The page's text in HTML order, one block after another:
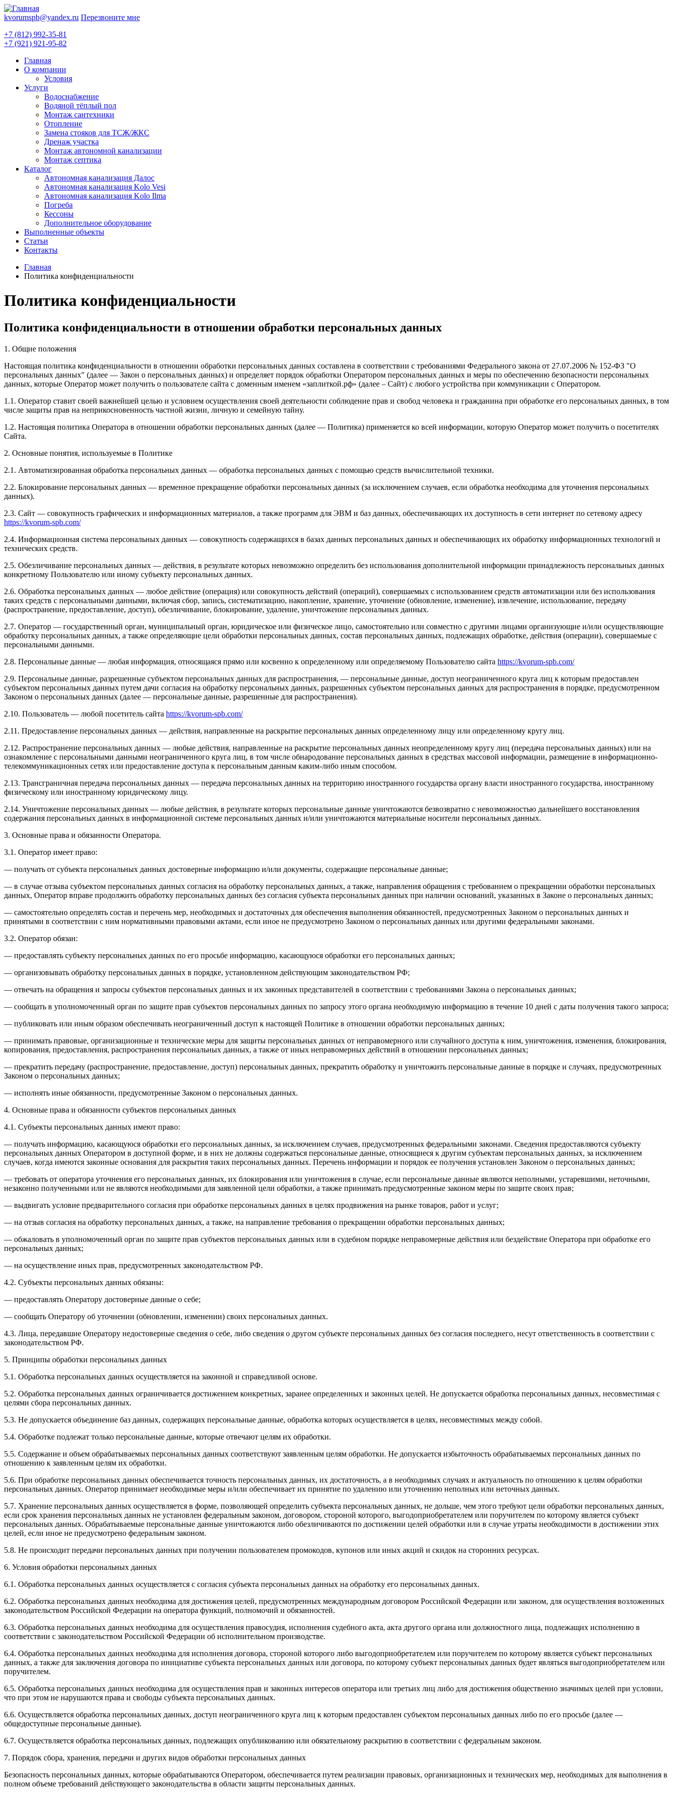
kvorumspb@yandex.ru Перезвоните мне
+7 (812) 992-35-81
+7 (921) 921-95-82
Главная
О компании
Условия
Услуги
Водоснабжение
Водяной тёплый пол
Монтаж сантехники
Отопление
Замена стояков для ТСЖ/ЖКС
Дренаж участка
Монтаж автономной канализации
Монтаж септика
Каталог
Автономная канализация Далос
Автономная канализация Kolo Vesi
Автономная канализация Kolo Ilma
Погреба
Кессоны
Дополнительное оборудование
Выполненные объекты
Статьи
Контакты
Главная
Политика конфиденциальности
Политика конфиденциальности
Политика конфиденциальности в отношении обработки персональных данных
1. Общие положения
Настоящая политика конфиденциальности в отношении обработки персональных данных составлена в соответствии с требованиями Федерального закона от 27.07.2006 № 152-ФЗ "О
персональных данных" (далее — Закон о персональных данных) и определяет порядок обработки Оператором персональных данных и меры по обеспечению безопасности персональных
данных, которые Оператор может получить о пользователе сайта с доменным именем «заплиткой.рф» (далее – Сайт) с любого устройства при коммуникации с Оператором.
1.1. Оператор ставит своей важнейшей целью и условием осуществления своей деятельности соблюдение прав и свобод человека и гражданина при обработке его персональных данных, в том
числе защиты прав на неприкосновенность частной жизни, личную и семейную тайну.
1.2. Настоящая политика Оператора в отношении обработки персональных данных (далее — Политика) применяется ко всей информации, которую Оператор может получить о посетителях
Сайта.
2. Основные понятия, используемые в Политике
2.1. Автоматизированная обработка персональных данных — обработка персональных данных с помощью средств вычислительной техники.
2.2. Блокирование персональных данных — временное прекращение обработки персональных данных (за исключением случаев, если обработка необходима для уточнения персональных
данных).
2.3. Сайт — совокупность графических и информационных материалов, а также программ для ЭВМ и баз данных, обеспечивающих их доступность в сети интернет по сетевому адресу
https://kvorum-spb.com/
2.4. Информационная система персональных данных — совокупность содержащихся в базах данных персональных данных и обеспечивающих их обработку информационных технологий и
технических средств.
2.5. Обезличивание персональных данных — действия, в результате которых невозможно определить без использования дополнительной информации принадлежность персональных данных
конкретному Пользователю или иному субъекту персональных данных.
2.6. Обработка персональных данных — любое действие (операция) или совокупность действий (операций), совершаемых с использованием средств автоматизации или без использования
таких средств с персональными данными, включая сбор, запись, систематизацию, накопление, хранение, уточнение (обновление, изменение), извлечение, использование, передачу
(распространение, предоставление, доступ), обезличивание, блокирование, удаление, уничтожение персональных данных.
2.7. Оператор — государственный орган, муниципальный орган, юридическое или физическое лицо, самостоятельно или совместно с другими лицами организующие и/или осуществляющие
обработку персональных данных, а также определяющие цели обработки персональных данных, состав персональных данных, подлежащих обработке, действия (операции), совершаемые с
персональными данными.
2.8. Персональные данные — любая информация, относящаяся прямо или косвенно к определенному или определяемому Пользователю сайта https://kvorum-spb.com/
2.9. Персональные данные, разрешенные субъектом персональных данных для распространения, — персональные данные, доступ неограниченного круга лиц к которым предоставлен
субъектом персональных данных путем дачи согласия на обработку персональных данных, разрешенных субъектом персональных данных для распространения в порядке, предусмотренном
Законом о персональных данных (далее — персональные данные, разрешенные для распространения).
2.10. Пользователь — любой посетитель сайта https://kvorum-spb.com/
2.11. Предоставление персональных данных — действия, направленные на раскрытие персональных данных определенному лицу или определенному кругу лиц.
2.12. Распространение персональных данных — любые действия, направленные на раскрытие персональных данных неопределенному кругу лиц (передача персональных данных) или на
ознакомление с персональными данными неограниченного круга лиц, в том числе обнародование персональных данных в средствах массовой информации, размещение в информационно-
телекоммуникационных сетях или предоставление доступа к персональным данным каким-либо иным способом.
2.13. Трансграничная передача персональных данных — передача персональных данных на территорию иностранного государства органу власти иностранного государства, иностранному
физическому или иностранному юридическому лицу.
2.14. Уничтожение персональных данных — любые действия, в результате которых персональные данные уничтожаются безвозвратно с невозможностью дальнейшего восстановления
содержания персональных данных в информационной системе персональных данных и/или уничтожаются материальные носители персональных данных.
3. Основные права и обязанности Оператора.
3.1. Оператор имеет право:
— получать от субъекта персональных данных достоверные информацию и/или документы, содержащие персональные данные;
— в случае отзыва субъектом персональных данных согласия на обработку персональных данных, а также, направления обращения с требованием о прекращении обработки персональных
данных, Оператор вправе продолжить обработку персональных данных без согласия субъекта персональных данных при наличии оснований, указанных в Законе о персональных данных;
— самостоятельно определять состав и перечень мер, необходимых и достаточных для обеспечения выполнения обязанностей, предусмотренных Законом о персональных данных и
принятыми в соответствии с ним нормативными правовыми актами, если иное не предусмотрено Законом о персональных данных или другими федеральными законами.
3.2. Оператор обязан:
— предоставлять субъекту персональных данных по его просьбе информацию, касающуюся обработки его персональных данных;
— организовывать обработку персональных данных в порядке, установленном действующим законодательством РФ;
— отвечать на обращения и запросы субъектов персональных данных и их законных представителей в соответствии с требованиями Закона о персональных данных;
— сообщать в уполномоченный орган по защите прав субъектов персональных данных по запросу этого органа необходимую информацию в течение 10 дней с даты получения такого запроса;
— публиковать или иным образом обеспечивать неограниченный доступ к настоящей Политике в отношении обработки персональных данных;
— принимать правовые, организационные и технические меры для защиты персональных данных от неправомерного или случайного доступа к ним, уничтожения, изменения, блокирования,
копирования, предоставления, распространения персональных данных, а также от иных неправомерных действий в отношении персональных данных;
— прекратить передачу (распространение, предоставление, доступ) персональных данных, прекратить обработку и уничтожить персональные данные в порядке и случаях, предусмотренных
Законом о персональных данных;
— исполнять иные обязанности, предусмотренные Законом о персональных данных.
4. Основные права и обязанности субъектов персональных данных
4.1. Субъекты персональных данных имеют право:
— получать информацию, касающуюся обработки его персональных данных, за исключением случаев, предусмотренных федеральными законами. Сведения предоставляются субъекту
персональных данных Оператором в доступной форме, и в них не должны содержаться персональные данные, относящиеся к другим субъектам персональных данных, за исключением
случаев, когда имеются законные основания для раскрытия таких персональных данных. Перечень информации и порядок ее получения установлен Законом о персональных данных;
— требовать от оператора уточнения его персональных данных, их блокирования или уничтожения в случае, если персональные данные являются неполными, устаревшими, неточными,
незаконно полученными или не являются необходимыми для заявленной цели обработки, а также принимать предусмотренные законом меры по защите своих прав;
— выдвигать условие предварительного согласия при обработке персональных данных в целях продвижения на рынке товаров, работ и услуг;
— на отзыв согласия на обработку персональных данных, а также, на направление требования о прекращении обработки персональных данных;
— обжаловать в уполномоченный орган по защите прав субъектов персональных данных или в судебном порядке неправомерные действия или бездействие Оператора при обработке его
персональных данных;
— на осуществление иных прав, предусмотренных законодательством РФ.
4.2. Субъекты персональных данных обязаны:
— предоставлять Оператору достоверные данные о себе;
— сообщать Оператору об уточнении (обновлении, изменении) своих персональных данных.
4.3. Лица, передавшие Оператору недостоверные сведения о себе, либо сведения о другом субъекте персональных данных без согласия последнего, несут ответственность в соответствии с
законодательством РФ.
5. Принципы обработки персональных данных
5.1. Обработка персональных данных осуществляется на законной и справедливой основе.
5.2. Обработка персональных данных ограничивается достижением конкретных, заранее определенных и законных целей. Не допускается обработка персональных данных, несовместимая с
целями сбора персональных данных.
5.3. Не допускается объединение баз данных, содержащих персональные данные, обработка которых осуществляется в целях, несовместимых между собой.
5.4. Обработке подлежат только персональные данные, которые отвечают целям их обработки.
5.5. Содержание и объем обрабатываемых персональных данных соответствуют заявленным целям обработки. Не допускается избыточность обрабатываемых персональных данных по
отношению к заявленным целям их обработки.
5.6. При обработке персональных данных обеспечивается точность персональных данных, их достаточность, а в необходимых случаях и актуальность по отношению к целям обработки
персональных данных. Оператор принимает необходимые меры и/или обеспечивает их принятие по удалению или уточнению неполных или неточных данных.
5.7. Хранение персональных данных осуществляется в форме, позволяющей определить субъекта персональных данных, не дольше, чем этого требуют цели обработки персональных данных,
если срок хранения персональных данных не установлен федеральным законом, договором, стороной которого, выгодоприобретателем или поручителем по которому является субъект
персональных данных. Обрабатываемые персональные данные уничтожаются либо обезличиваются по достижении целей обработки или в случае утраты необходимости в достижении этих
целей, если иное не предусмотрено федеральным законом.
5.8. Не происходит передачи персональных данных при получении пользователем промокодов, купонов или иных акций и скидок на сторонних ресурсах.
6. Условия обработки персональных данных
6.1. Обработка персональных данных осуществляется с согласия субъекта персональных данных на обработку его персональных данных.
6.2. Обработка персональных данных необходима для достижения целей, предусмотренных международным договором Российской Федерации или законом, для осуществления возложенных
законодательством Российской Федерации на оператора функций, полномочий и обязанностей.
6.3. Обработка персональных данных необходима для осуществления правосудия, исполнения судебного акта, акта другого органа или должностного лица, подлежащих исполнению в
соответствии с законодательством Российской Федерации об исполнительном производстве.
6.4. Обработка персональных данных необходима для исполнения договора, стороной которого либо выгодоприобретателем или поручителем по которому является субъект персональных
данных, а также для заключения договора по инициативе субъекта персональных данных или договора, по которому субъект персональных данных будет являться выгодоприобретателем или
поручителем.
6.5. Обработка персональных данных необходима для осуществления прав и законных интересов оператора или третьих лиц либо для достижения общественно значимых целей при условии,
что при этом не нарушаются права и свободы субъекта персональных данных.
6.6. Осуществляется обработка персональных данных, доступ неограниченного круга лиц к которым предоставлен субъектом персональных данных либо по его просьбе (далее —
общедоступные персональные данные).
6.7. Осуществляется обработка персональных данных, подлежащих опубликованию или обязательному раскрытию в соответствии с федеральным законом.
7. Порядок сбора, хранения, передачи и других видов обработки персональных данных
Безопасность персональных данных, которые обрабатываются Оператором, обеспечивается путем реализации правовых, организационных и технических мер, необходимых для выполнения в
полном объеме требований действующего законодательства в области защиты персональных данных.